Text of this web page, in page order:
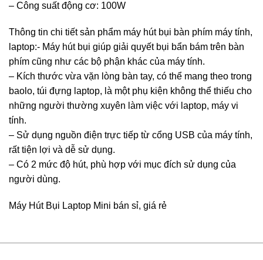
– Công suất động cơ: 100W
Thông tin chi tiết sản phẩm máy hút bụi bàn phím máy tính,
laptop:- Máy hút bụi giúp giải quyết bụi bẩn bám trên bàn
phím cũng như các bộ phận khác của máy tính.
– Kích thước vừa vặn lòng bàn tay, có thể mang theo trong
baolo, túi đựng laptop, là một phụ kiện không thể thiếu cho
những người thường xuyên làm việc với laptop, máy vi
tính.
– Sử dụng nguồn điện trực tiếp từ cổng USB của máy tính,
rất tiện lợi và dễ sử dụng.
– Có 2 mức độ hút, phù hợp với mục đích sử dụng của
người dùng.
Máy Hút Bụi Laptop Mini bán sỉ, giá rẻ